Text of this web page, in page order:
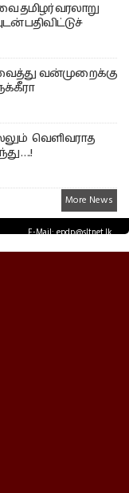
தமிழர் வரலாறு
பதிவிட்டுச்
வன்முறைக்கு
வெளிவராத
….!
More News
E-Mail: epdp@sltnet.lk